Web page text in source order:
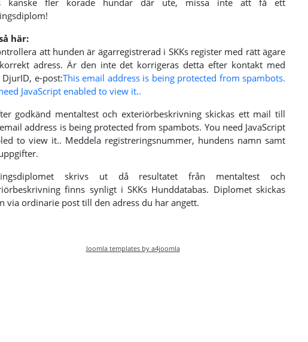
kanske fler korade hundar där ute, missa inte att få ett
här:
att hunden är ägarregistrerad i SKKs register med rätt ägare
adress. Är den inte det korrigeras detta efter kontakt med
DjurID, e-post:This email address is being protected from spambots.
JavaScript enabled to view it..
godkänd mentaltest och exteriörbeskrivning skickas ett mail till
address is being protected from spambots. You need JavaScript
to view it.. Meddela registreringsnummer, hundens namn samt
skrivs ut då resultatet från mentaltest och
finns synligt i SKKs Hunddatabas. Diplomet skickas
via ordinarie post till den adress du har angett.
Joomla templates by a4joomla